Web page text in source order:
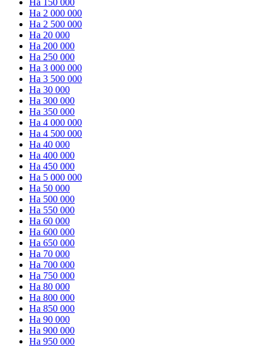
На 2 000 000
На 2 500 000
На 20 000
На 200 000
На 250 000
На 3 000 000
На 3 500 000
На 30 000
На 300 000
На 350 000
На 4 000 000
На 4 500 000
На 40 000
На 400 000
На 450 000
На 5 000 000
На 50 000
На 500 000
На 550 000
На 60 000
На 600 000
На 650 000
На 70 000
На 700 000
На 750 000
На 80 000
На 800 000
На 850 000
На 90 000
На 900 000
На 950 000